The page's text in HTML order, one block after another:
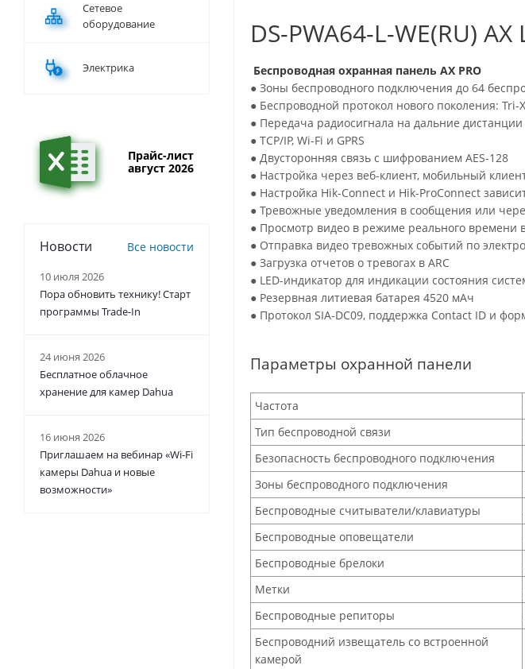
DS-PWA64-L-WE(RU)
Беспроводная охранная панель AX PRO
● Зоны беспроводного подключения до 64
● Беспроводной протокол нового поколения: Tri-
● Передача радиосигнала на дальние
● TCP/IP, Wi-Fi и GPRS
● Двусторонняя связь с шифрованием AES-128
● Настройка через веб-клиент, мобильный
● Настройка Hik-Connect и Hik-ProConnect
● Тревожные уведомления в сообщения или
● Просмотр видео в режиме реального времени
● Отправка видео тревожных событий по
● Загрузка отчетов о тревогах в ARC
● LED-индикатор для индикации состояния
● Резервная литиевая батарея 4520 мАч
● Протокол SIA-DC09, поддержка Contact ID и
Параметры охранной панели
Частота
Тип беспроводной связи
Безопасность беспроводного подключения
Зоны беспроводного подключения
Беспроводные считыватели/клавиатуры
Беспроводные оповещатели
Беспроводные брелоки
Метки
Беспроводные репиторы
Беспроводний извещатель со встроенной
камерой
Сетевое
оборудование
Электрика
Прайс-лист
август 2026
Новости Все новости
10 июля 2026
Пора обновить технику! Старт
программы Trade-In
24 июня 2026
Бесплатное облачное
хранение для камер Dahua
16 июня 2026
Приглашаем на вебинар «Wi-Fi
камеры Dahua и новые
возможности»